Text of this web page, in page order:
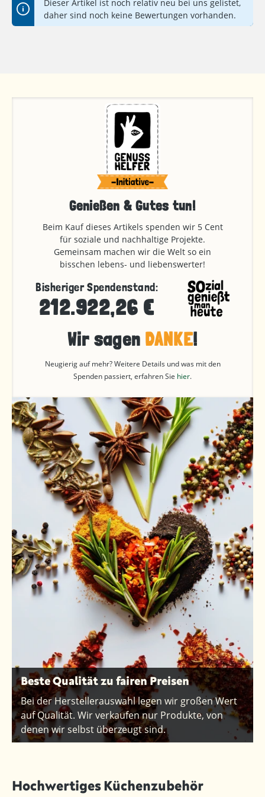
Dieser Artikel ist noch relativ neu bei uns gelistet,
daher sind noch keine Bewertungen vorhanden.
Genießen & Gutes tun!
Beim Kauf dieses Artikels spenden wir 5 Cent
für soziale und nachhaltige Projekte.
Gemeinsam machen wir die Welt so ein
bisschen lebens- und liebenswerter!
Bisheriger Spendenstand:
212.922,26 €
Wir sagen DANKE!
Neugierig auf mehr? Weitere Details und was mit den
Spenden passiert, erfahren Sie hier.
Beste Qualität zu fairen Preisen
Bei der Herstellerauswahl legen wir großen Wert
auf Qualität. Wir verkaufen nur Produkte, von
denen wir selbst überzeugt sind.
Hochwertiges Küchenzubehör